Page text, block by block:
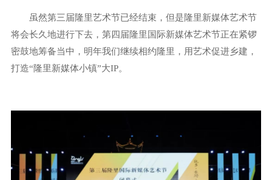
虽然第三届隆里艺术节已经结束，但是隆里新媒体艺术节
将会长久地进行下去，第四届隆里国际新媒体艺术节正在紧锣
密鼓地筹备当中，明年我们继续相约隆里，用艺术促进乡建，
打造“隆里新媒体小镇”大IP。